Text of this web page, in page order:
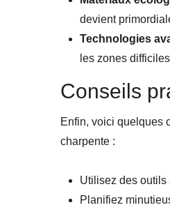
devient
Technologies
les zones
Conseils
Enfin, voici quelques
charpente :
Utilisez des outils
Planifiez